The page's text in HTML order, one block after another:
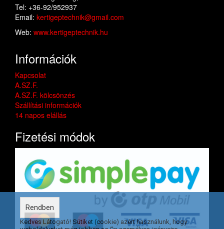
Tel: +36-92/952937
Email: kertigeptechnik@gmail.com
Web: www.kertigeptechnik.hu
Információk
Kapcsolat
A.SZ.F.
A.SZ.F. kölcsönzés
Szállítási információk
14 napos elállás
Fizetési módok
Rendben
Kedves Látogató! Sütiket (cookie) azért használunk, hogy